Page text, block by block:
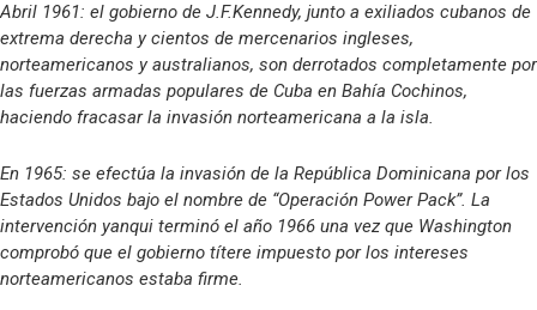
Abril 1961: el gobierno de J.F.Kennedy, junto a exiliados cubanos de
extrema derecha y cientos de mercenarios ingleses,
norteamericanos y australianos, son derrotados completamente por
las fuerzas armadas populares de Cuba en Bahía Cochinos,
haciendo fracasar la invasión norteamericana a la isla.
En 1965: se efectúa la invasión de la República Dominicana por los
Estados Unidos bajo el nombre de “Operación Power Pack”. La
intervención yanqui terminó el año 1966 una vez que Washington
comprobó que el gobierno títere impuesto por los intereses
norteamericanos estaba firme.